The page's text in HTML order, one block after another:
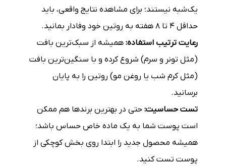
یک‌شبه نیستند؛ برای مشاهده نتایج واقعی، باید
حداقل ۴ تا ۸ هفته به روتین خود وفادار بمانید.
رعایت ترتیب استفاده: همیشه از سبک‌ترین بافت
(مثل تونر و سرم) شروع کرده و با سنگین‌ترین بافت
(مثل کرم شب یا روغن مو) روتین را به پایان
برسانید.
تست حساسیت: حتی در بهترین برندها هم ممکن
است پوست شما به یک ماده خاص حساس باشد؛
همیشه محصول جدید را ابتدا روی بخش کوچکی از
پوست تست کنید.